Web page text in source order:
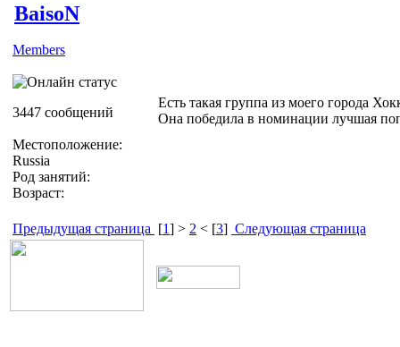
BaisoN
Members
3447 сообщений
Местоположение:
Russia
Род занятий:
Возраст:
Есть такая группа из моего города
Она победила в номинации лучшая
Предыдущая страница [1] > 2 < [3] Следующая страница